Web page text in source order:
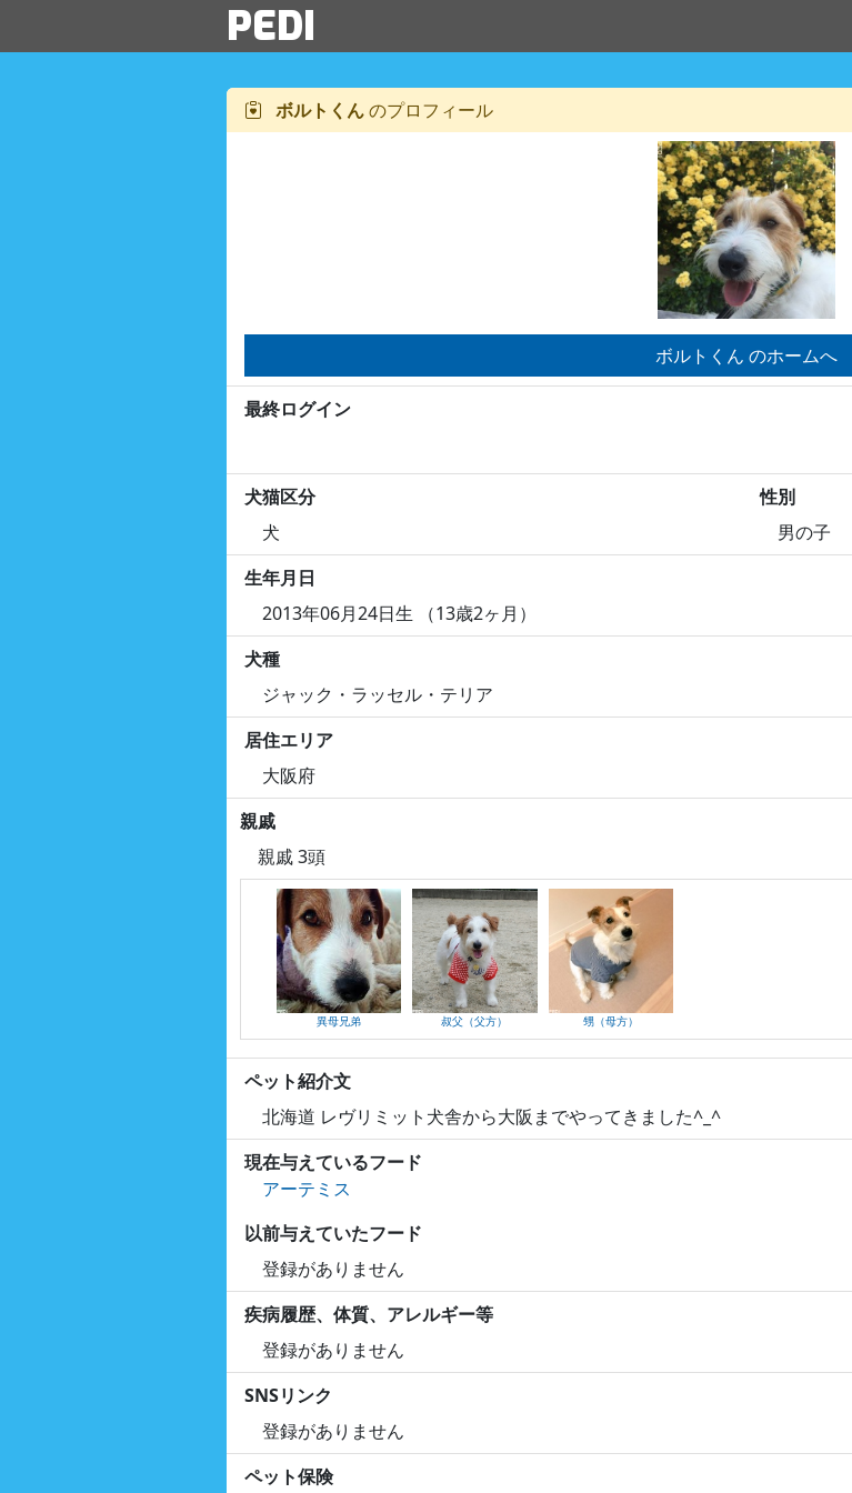
PEDI
ボルトくんのプロフィール
ボルトくん のホームへ
最終ログイン
犬猫区分
犬
性別
男の子
生年月日
2013年06月24日生 （13歳2ヶ月）
犬種
ジャック・ラッセル・テリア
居住エリア
大阪府
親戚
親戚 3頭
異母兄弟 叔父（父方） 甥（母方）
ペット紹介文
北海道 レヴリミット犬舎から大阪までやってきました^_^
現在与えているフード
アーテミス
以前与えていたフード
登録がありません
疾病履歴、体質、アレルギー等
登録がありません
SNSリンク
登録がありません
ペット保険